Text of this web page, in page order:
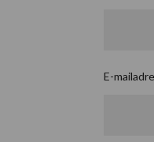
E-